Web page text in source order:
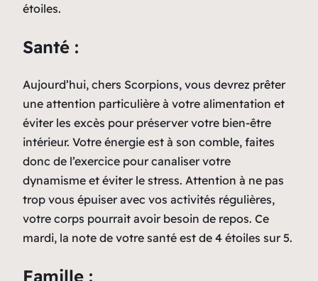
étoiles.
Santé :
Aujourd’hui, chers Scorpions, vous devrez prêter
une attention particulière à votre alimentation et
éviter les excès pour préserver votre bien-être
intérieur. Votre énergie est à son comble, faites
donc de l’exercice pour canaliser votre
dynamisme et éviter le stress. Attention à ne pas
trop vous épuiser avec vos activités régulières,
votre corps pourrait avoir besoin de repos. Ce
mardi, la note de votre santé est de 4 étoiles sur 5.
Famille :